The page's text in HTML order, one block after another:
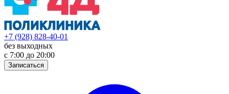
+7 (928) 828-40-01
без выходных
с 7:00 до 20:00
Записаться